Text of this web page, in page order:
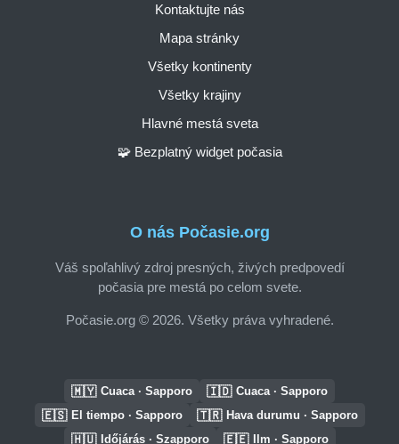
O nás Počasie.org
Váš spoľahlivý zdroj presných, živých predpovedí
počasia pre mestá po celom svete.
Počasie.org © 2026. Všetky práva vyhradené.
Kontaktujte nás
Mapa stránky
Všetky kontinenty
Všetky krajiny
Hlavné mestá sveta
🧩 Bezplatný widget počasia
🇲🇾 Cuaca · Sapporo 🇮🇩 Cuaca · Sapporo
🇪🇸 El tiempo · Sapporo 🇹🇷 Hava durumu · Sapporo
🇭🇺 Időjárás · Szapporo 🇪🇪 Ilm · Sapporo